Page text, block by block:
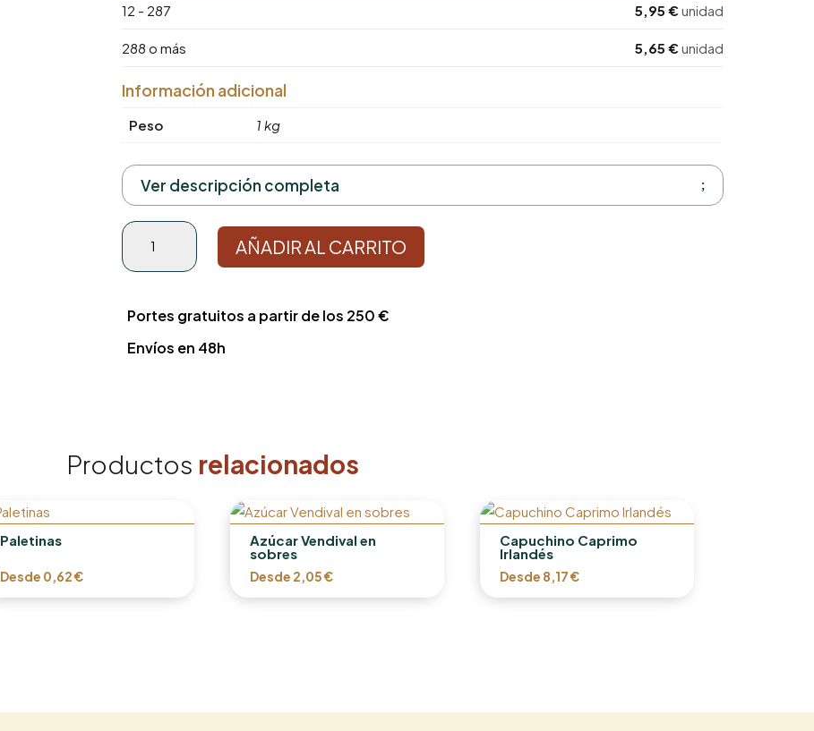
12 - 287 5,95€unidad
288 o más 5,65€unidad
Información adicional
Peso 1 kg
Ver descripción completa
Leche
Nestlé
Dairymix
AÑADIR AL CARRITO
Portes gratuitos a partir de los 250 €
Envíos en 48h
Productos relacionados
Paletinas
Desde 0,62€
Azúcar Vendival en
sobres
Desde 2,05€
Capuchino Caprimo
Irlandés
Desde 8,17€